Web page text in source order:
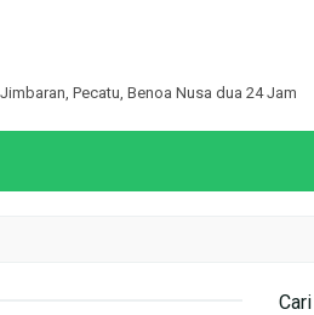
Pecatu, Benoa Nusa dua 24 Jam
Cari